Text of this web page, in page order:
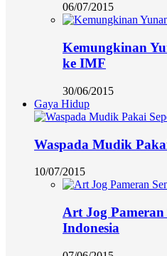
06/07/2015
Kemungkinan
ke IMF
30/06/2015
Gaya Hidup
Waspada Mudik
10/07/2015
Art Jog Pameran
Indonesia